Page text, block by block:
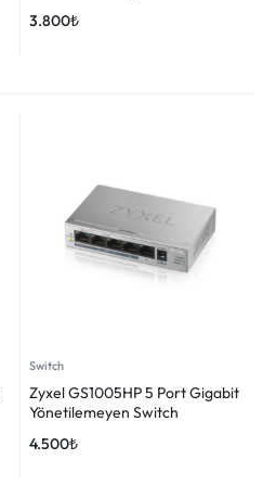
3.800₺
Switch
Zyxel GS1005HP 5 Port Gigabit
Yönetilemeyen Switch
4.500₺